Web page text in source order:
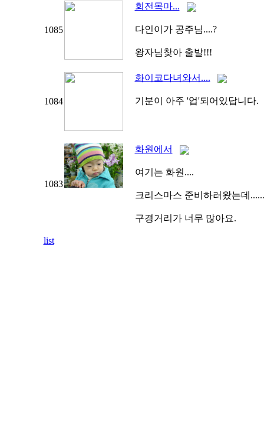
1085
회전목마...
다인이가 공주님....?
왕자님찾아 출발!!!
1084
화이코다녀와서....
기분이 아주 '업'되어있답니다.
1083
화원에서
여기는 화원....
크리스마스 준비하러왔는데......
구경거리가 너무 많아요.
list